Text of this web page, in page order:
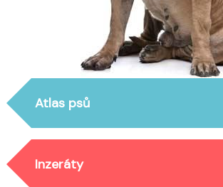
Atlas psů
Inzeráty